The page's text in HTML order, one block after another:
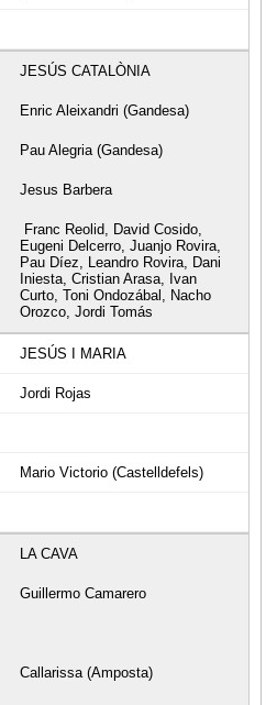
JESÚS CATALÒNIA
Enric Aleixandri (Gandesa)
Pau Alegria (Gandesa)
Jesus Barbera
Franc Reolid, David Cosido,
Eugeni Delcerro, Juanjo Rovira,
Pau Díez, Leandro Rovira, Dani
Iniesta, Cristian Arasa, Ivan
Curto, Toni Ondozábal, Nacho
Orozco, Jordi Tomás
JESÚS I MARIA
Jordi Rojas
Mario Victorio (Castelldefels)
LA CAVA
Guillermo Camarero
Callarissa (Amposta)